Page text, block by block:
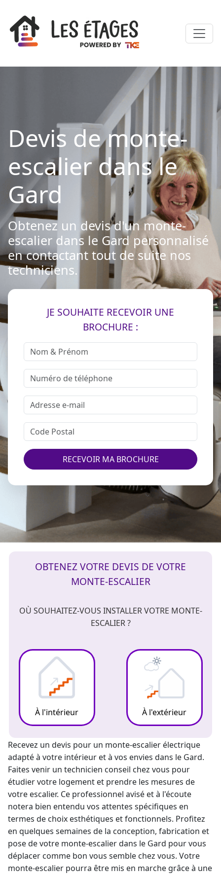
Devis de monte-
escalier dans le
Gard
Obtenez un devis d'un monte-
escalier dans le Gard personnalisé
en contactant tout de suite nos
techniciens.
JE SOUHAITE RECEVOIR UNE
BROCHURE :
RECEVOIR MA BROCHURE
OBTENEZ VOTRE DEVIS DE VOTRE
MONTE-ESCALIER
OÙ SOUHAITEZ-VOUS INSTALLER VOTRE MONTE-
ESCALIER ?
À l'intérieur À l'extérieur
Recevez un devis pour un monte-escalier électrique
adapté à votre intérieur et à vos envies dans le Gard.
Faites venir un technicien conseil chez vous pour
étudier votre logement et prendre les mesures de
votre escalier. Ce professionnel avisé et à l'écoute
notera bien entendu vos attentes spécifiques en
termes de choix esthétiques et fonctionnels. Profitez
en quelques semaines de la conception, fabrication et
pose de votre monte-escalierdans le Gard pour vous
déplacer comme bon vous semble chez vous. Votre
monte-escalier pourra être mis en marche grâce à une